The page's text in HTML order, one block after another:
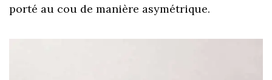
porté au cou de manière asymétrique.